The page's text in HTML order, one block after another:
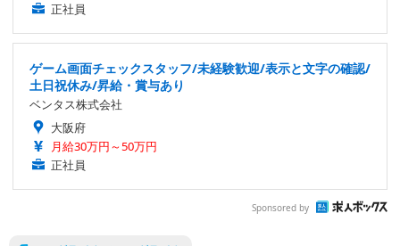
正社員
ゲーム画面チェックスタッフ/未経験歓迎/表示と文字の確認/
土日祝休み/昇給・賞与あり
ベンタス株式会社
大阪府
月給30万円～50万円
正社員
Sponsored by